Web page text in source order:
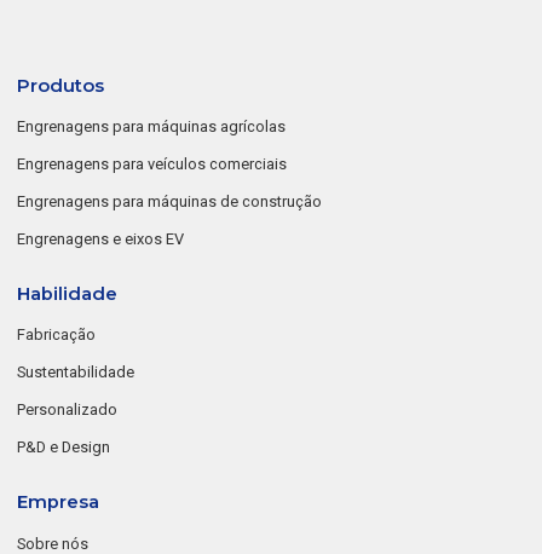
Produtos
Engrenagens para máquinas agrícolas
Engrenagens para veículos comerciais
Engrenagens para máquinas de construção
Engrenagens e eixos EV
Habilidade
Fabricação
Sustentabilidade
Personalizado
P&D e Design
Empresa
Sobre nós